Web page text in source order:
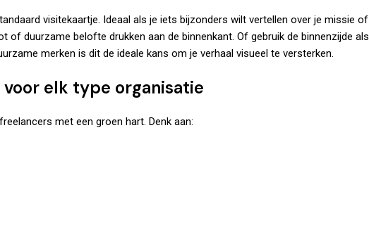
visitekaartje. Ideaal als je iets bijzonders wilt vertellen over je missie of
of duurzame belofte drukken aan de binnenkant. Of gebruik de binnenzijde als
merken is dit de ideale kans om je verhaal visueel te versterken.
elk type organisatie
met een groen hart. Denk aan: